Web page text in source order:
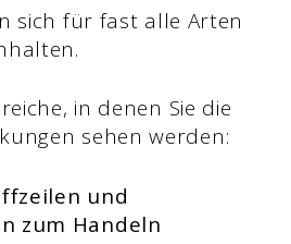
sich für fast alle Arten
in denen Sie die
sehen werden:
und
zum Handeln